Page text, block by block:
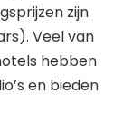
zijn
Veel van
hebben
en bieden